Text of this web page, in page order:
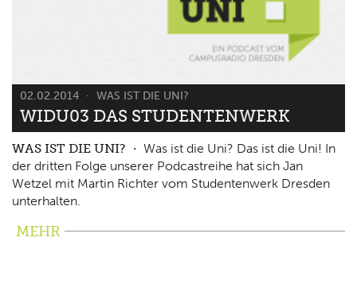
02.02.2014 WAS IST DIE UNI?
WIDU03 DAS STUDENTENWERK
WAS IST DIE UNI?
Was ist die Uni? Das ist die Uni! In
der dritten Folge unserer Podcastreihe hat sich Jan
Wetzel mit Martin Richter vom Studentenwerk Dresden
unterhalten.
MEHR